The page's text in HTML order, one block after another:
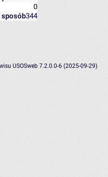
0
sposób344
USOSweb 7.2.0.0-6 (2025-09-29)